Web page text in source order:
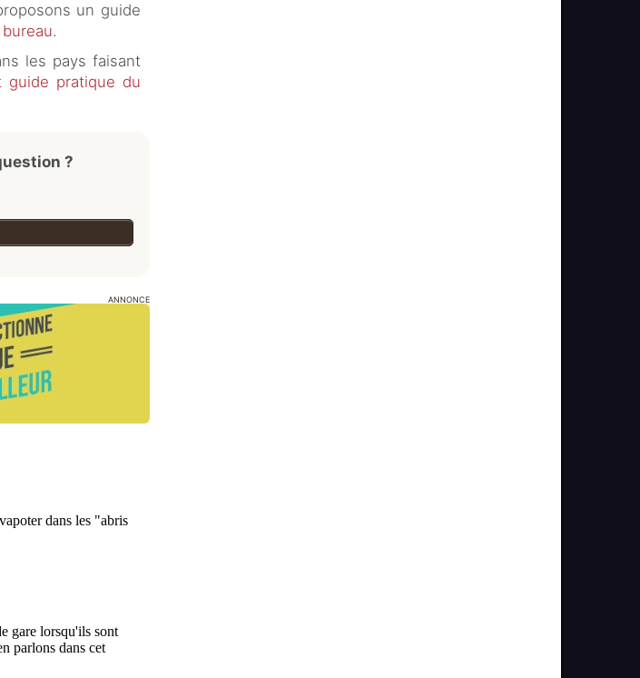
un guide
.
les pays faisant
guide pratique du
?
ANNONCE